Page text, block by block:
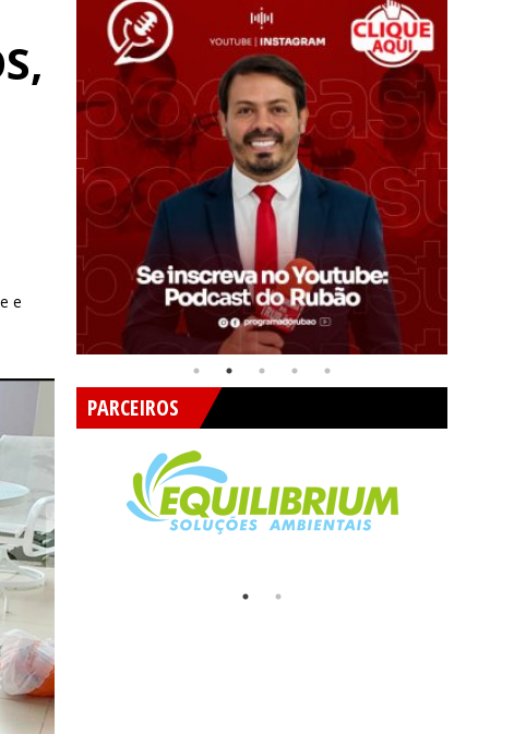
e
PARCEIROS